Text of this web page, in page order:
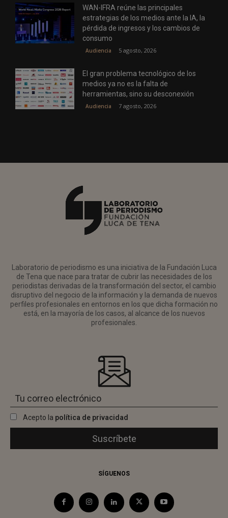
WAN-IFRA reúne las principales
estrategias de los medios ante la IA, la
pérdida de ingresos y los cambios de
consumo
Audiencia 5 agosto, 2026
El gran problema tecnológico de los
medios ya no es la falta de
herramientas, sino su desconexión
Audiencia 7 agosto, 2026
Laboratorio de periodismo es una iniciativa de la Fundación Luca
de Tena que nace para tratar de cubrir las necesidades de los
periodistas derivadas de la transformación del sector, el cambio
disruptivo del negocio de la información y la demanda de nuevos
perfiles profesionales en entornos en los que dicha formación no
está, en la mayoría de los casos, al alcance de los nuevos
profesionales.
Acepto la política de privacidad
SÍGUENOS